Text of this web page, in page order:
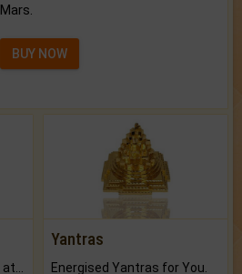
Mars.
BUY NOW
Yantras
Energised Yantras for You.